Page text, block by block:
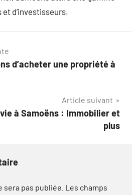
d’investisseurs.
d’acheter une propriété à
Article suivant
à Samoëns : Immobilier et
plus
pas publiée. Les champs